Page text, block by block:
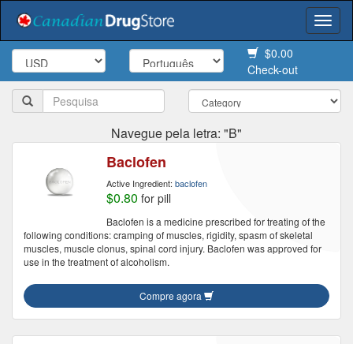
$0.00
Check-out
Navegue pela letra: "B"
Baclofen
Active Ingredient: baclofen
$0.80 for pill
Baclofen is a medicine prescribed for treating of the
following conditions: cramping of muscles, rigidity, spasm of skeletal
muscles, muscle clonus, spinal cord injury. Baclofen was approved for
use in the treatment of alcoholism.
Compre agora